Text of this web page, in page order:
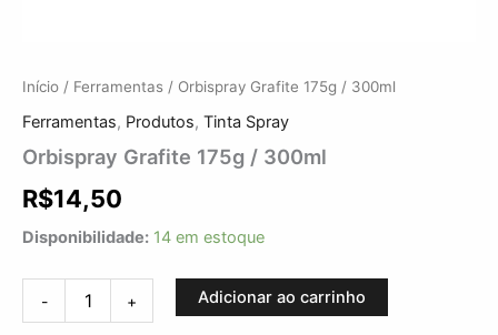
Início / Ferramentas / Orbispray Grafite 175g / 300ml
Ferramentas, Produtos, Tinta Spray
Orbispray Grafite 175g / 300ml
R$14,50
Disponibilidade: 14 em estoque
- + Adicionar ao carrinho